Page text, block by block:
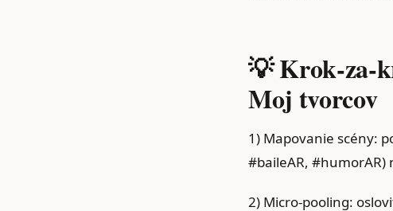
💡
Moj tvorcov
1) Mapovanie scény:
#baileAR, #humorAR)
2) Micro‑pooling: